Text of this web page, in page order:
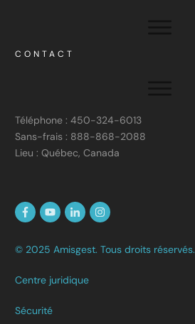
CONTACT
Téléphone : 450-324-6013
Sans-frais : 888-868-2088
Lieu : Québec, Canada
© 2025 Amisgest. Tous droits réservés.
Centre juridique
Sécurité